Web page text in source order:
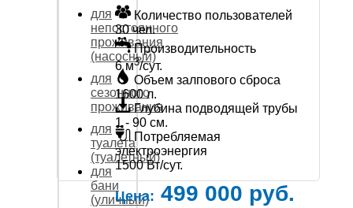
для
непостоянного
проживания
(насосный)
для
сезонного
проживания
для
туалета
(туалетный)
для
бани
(уличный)
Количество пользователей
30 чел.
Производительность
6 м3/сут.
Объем залпового сброса
1600 л.
Глубина подводящей трубы
1 - 90 см.
Потребляемая
электроэнергия
1500 Вт/сут.
Цена: 499 000 руб.